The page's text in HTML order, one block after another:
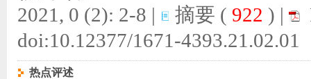
2021, 0 (2): 2-8 | 摘要 ( 922 ) |
doi:10.12377/1671-4393.21.02.01
热点评述